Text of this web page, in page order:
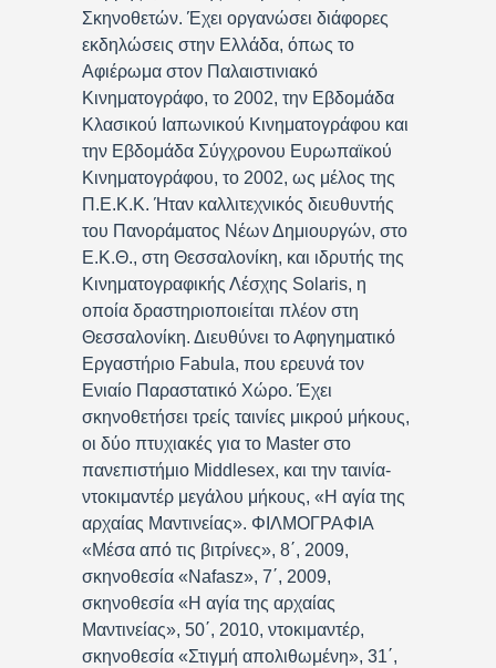
Σκηνοθετών. Έχει οργανώσει διάφορες
εκδηλώσεις στην Ελλάδα, όπως το
Αφιέρωμα στον Παλαιστινιακό
Κινηματογράφο, το 2002, την Εβδομάδα
Κλασικού Ιαπωνικού Κινηματογράφου και
την Εβδομάδα Σύγχρονου Ευρωπαϊκού
Κινηματογράφου, το 2002, ως μέλος της
Π.Ε.Κ.Κ. Ήταν καλλιτεχνικός διευθυντής
του Πανοράματος Νέων Δημιουργών, στο
Ε.Κ.Θ., στη Θεσσαλονίκη, και ιδρυτής της
Κινηματογραφικής Λέσχης Solaris, η
οποία δραστηριοποιείται πλέον στη
Θεσσαλονίκη. Διευθύνει το Αφηγηματικό
Εργαστήριο Fabula, που ερευνά τον
Ενιαίο Παραστατικό Χώρο. Έχει
σκηνοθετήσει τρείς ταινίες μικρού μήκους,
οι δύο πτυχιακές για το Master στο
πανεπιστήμιο Middlesex, και την ταινία-
ντοκιμαντέρ μεγάλου μήκους, «Η αγία της
αρχαίας Μαντινείας». ΦΙΛΜΟΓΡΑΦΙΑ
«Μέσα από τις βιτρίνες», 8΄, 2009,
σκηνοθεσία «Nafasz», 7΄, 2009,
σκηνοθεσία «Η αγία της αρχαίας
Μαντινείας», 50΄, 2010, ντοκιμαντέρ,
σκηνοθεσία «Στιγμή απολιθωμένη», 31΄,